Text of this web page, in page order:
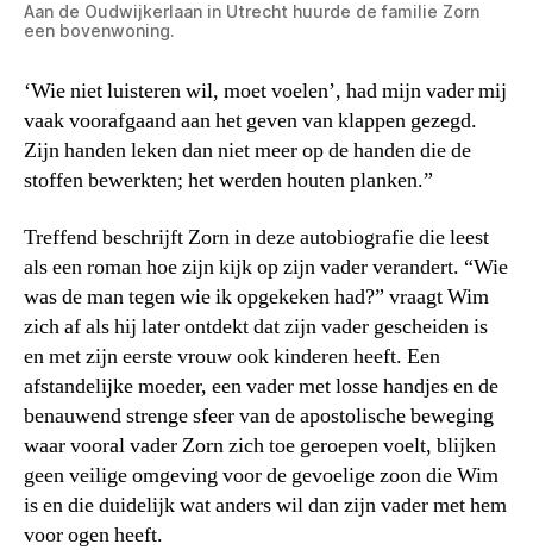
Aan de Oudwijkerlaan in Utrecht huurde de familie Zorn
een bovenwoning.
‘Wie niet luisteren wil, moet voelen’, had mijn vader mij
vaak voorafgaand aan het geven van klappen gezegd.
Zijn handen leken dan niet meer op de handen die de
stoffen bewerkten; het werden houten planken.”
Treffend beschrijft Zorn in deze autobiografie die leest
als een roman hoe zijn kijk op zijn vader verandert. “Wie
was de man tegen wie ik opgekeken had?” vraagt Wim
zich af als hij later ontdekt dat zijn vader gescheiden is
en met zijn eerste vrouw ook kinderen heeft. Een
afstandelijke moeder, een vader met losse handjes en de
benauwend strenge sfeer van de apostolische beweging
waar vooral vader Zorn zich toe geroepen voelt, blijken
geen veilige omgeving voor de gevoelige zoon die Wim
is en die duidelijk wat anders wil dan zijn vader met hem
voor ogen heeft.